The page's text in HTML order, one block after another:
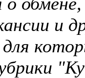
и
для